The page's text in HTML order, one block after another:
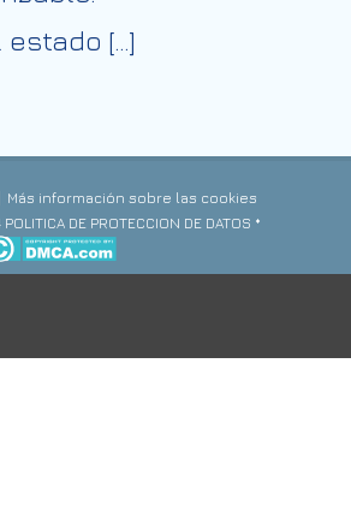
estado […]
Más información sobre las cookies
DE PROTECCION DE DATOS *